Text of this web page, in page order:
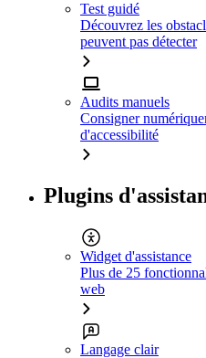
Test guidé
Découvrez les
peuvent pas détecter
Audits manuels
Consigner
d'accessibilité
Plugins
Widget d'assistance
Plus de 25
web
Langage clair